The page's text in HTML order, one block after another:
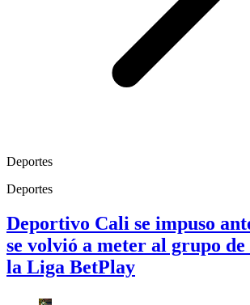
Deportes
Deportes
Deportivo Cali se impuso
se volvió a meter al grupo de
la Liga BetPlay